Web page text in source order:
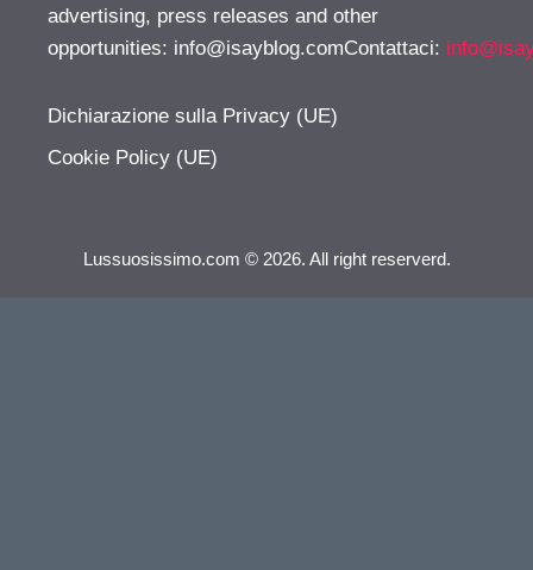
advertising, press releases and other
opportunities: info@isayblog.comContattaci:
Dichiarazione sulla Privacy (UE)
Cookie Policy (UE)
Lussuosissimo.com © 2026. All right reserverd.